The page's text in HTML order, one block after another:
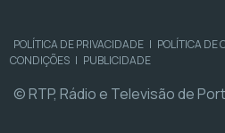
POLÍTICA DE PRIVACIDADE | POLÍTICA DE
CONDIÇÕES | PUBLICIDADE
© RTP, Rádio e Televisão de